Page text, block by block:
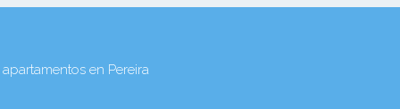
en Pereira